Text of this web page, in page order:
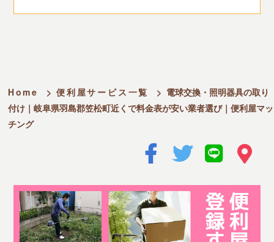
Home > 便利屋サービス一覧 > 電球交換・照明器具の取り
付け｜岐阜県羽島郡笠松町近くで料金表が安い業者選び｜便利屋マッ
チング